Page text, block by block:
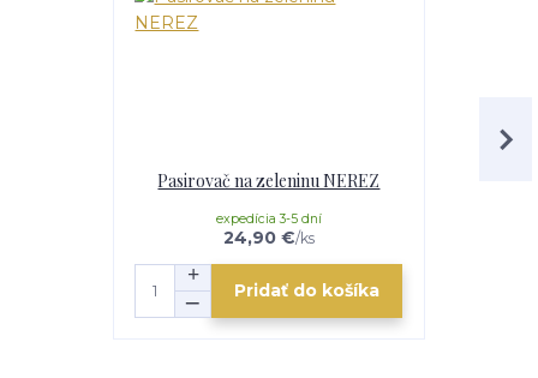
Pasirovač na zeleninu NEREZ
24,90 €/ks
expedícia 3-5 dní
Pridať do košíka